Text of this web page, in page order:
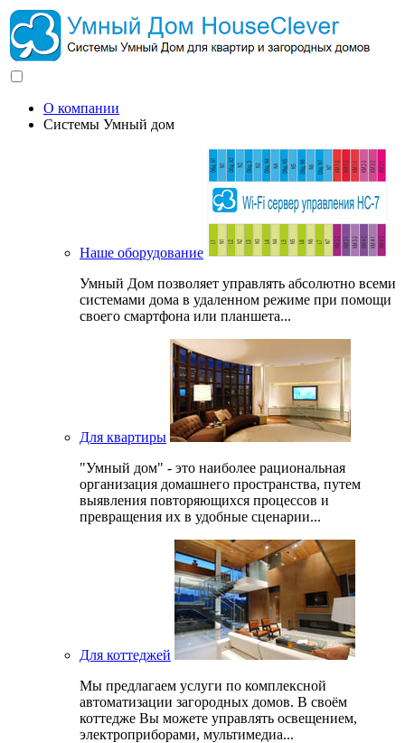
О компании
Системы Умный дом
Наше оборудование
Умный Дом позволяет управлять абсолютно всеми
системами дома в удаленном режиме при помощи
своего смартфона или планшета...
Для квартиры
"Умный дом" - это наиболее рациональная
организация домашнего пространства, путем
выявления повторяющихся процессов и
превращения их в удобные сценарии...
Для коттеджей
Мы предлагаем услуги по комплексной
автоматизации загородных домов. В своём
коттедже Вы можете управлять освещением,
электроприборами, мультимедиа...